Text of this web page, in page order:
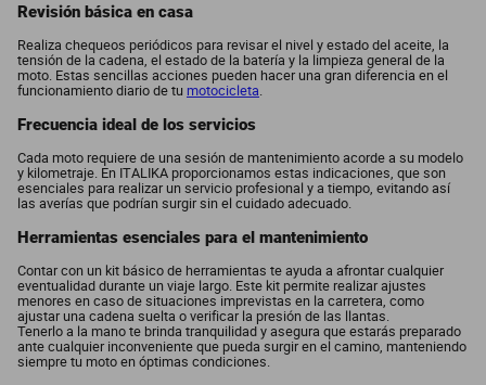
Revisión básica en casa
Realiza chequeos periódicos para revisar el nivel y estado del aceite, la
tensión de la cadena, el estado de la batería y la limpieza general de la
moto. Estas sencillas acciones pueden hacer una gran diferencia en el
funcionamiento diario de tu motocicleta.
Frecuencia ideal de los servicios
Cada moto requiere de una sesión de mantenimiento acorde a su modelo
y kilometraje. En ITALIKA proporcionamos estas indicaciones, que son
esenciales para realizar un servicio profesional y a tiempo, evitando así
las averías que podrían surgir sin el cuidado adecuado.
Herramientas esenciales para el mantenimiento
Contar con un kit básico de herramientas te ayuda a afrontar cualquier
eventualidad durante un viaje largo. Este kit permite realizar ajustes
menores en caso de situaciones imprevistas en la carretera, como
ajustar una cadena suelta o verificar la presión de las llantas.
Tenerlo a la mano te brinda tranquilidad y asegura que estarás preparado
ante cualquier inconveniente que pueda surgir en el camino, manteniendo
siempre tu moto en óptimas condiciones.